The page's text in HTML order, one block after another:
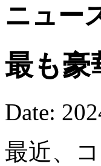
ニュー
最も豪
Date:
最近、